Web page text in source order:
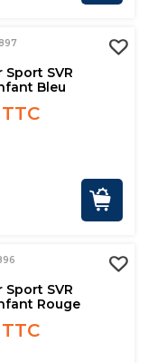
Sport SVR
Bleu
Sport SVR
Rouge